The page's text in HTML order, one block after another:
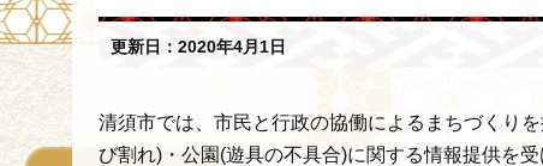
更新日：2020年4月1日
清須市では、市民と行政の協働によるまちづくり
び割れ)・公園(遊具の不具合)に関する情報提供を受